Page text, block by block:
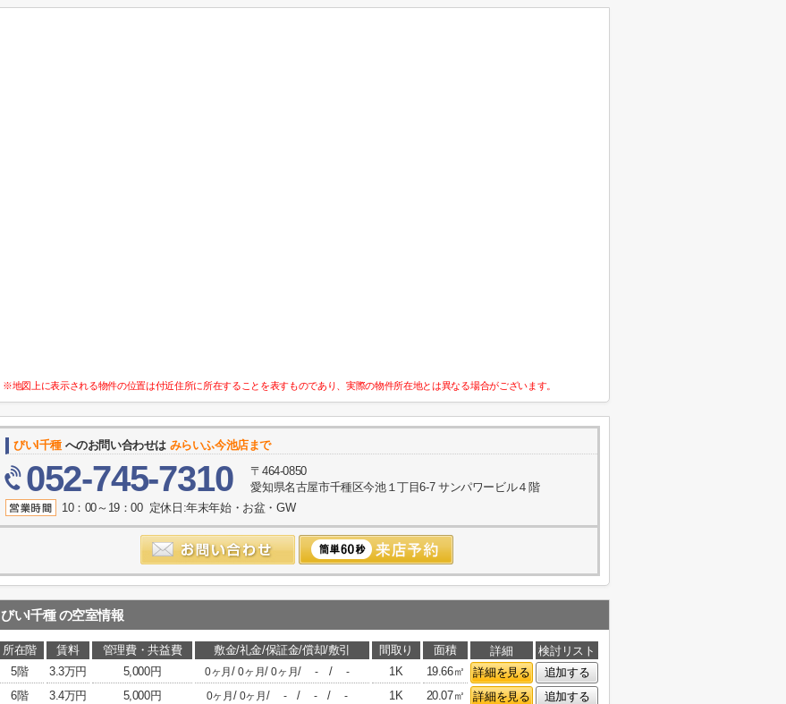
※地図上に表示される物件の位置は付近住所に所在することを表すものであり、実際の物件所在地とは異なる場合がございます。
びいI千種 へのお問い合わせは みらいふ今池店まで
052-745-7310
〒464-0850
愛知県名古屋市千種区今池１丁目6-7 サンパワービル４階
10：00～19：00 定休日:年末年始・お盆・GW
びいI千種の空室情報
所在階 賃料 管理費・共益費 敷金/礼金/保証金/償却/敷引 間取り 面積 詳細
検討リスト
5階
3.3万円 5,000円 0ヶ月/0ヶ月/0ヶ月/ - / - 1K 19.66㎡ 詳細を見る
追加する
6階
3.4万円 5,000円 0ヶ月 / 0ヶ月 / - / - / - 1K 20.07㎡ 詳細を見る
追加する